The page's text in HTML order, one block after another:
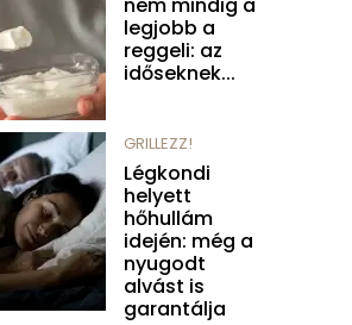
legjobb a
reggeli: az
időseknek...
GRILLEZZ!
Légkondi
helyett
hőhullám
idején: még a
nyugodt
alvást is
garantálja